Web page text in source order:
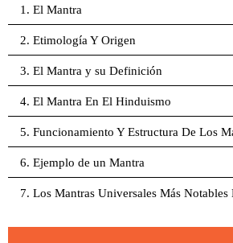
1. El Mantra
2. Etimología Y Origen
3. El Mantra y su Definición
4. El Mantra En El Hinduismo
5. Funcionamiento Y Estructura De Los
6. Ejemplo de un Mantra
7. Los Mantras Universales Más